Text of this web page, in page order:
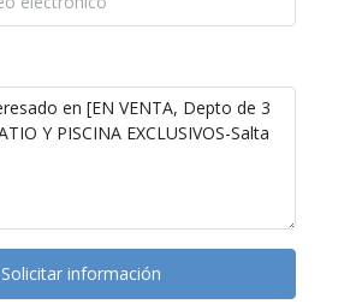
Solicitar información